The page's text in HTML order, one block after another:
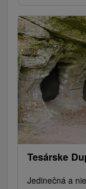
Tesárske
Jedinečná a